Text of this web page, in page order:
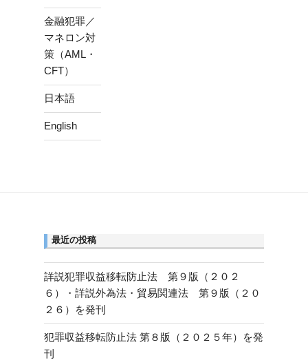
金融犯罪／
マネロン対
策（AML・
CFT）
日本語
English
最近の投稿
詳説犯罪収益移転防止法 第９版（２０２
６）・詳説外為法・貿易関連法 第９版（２０
２６）を発刊
犯罪収益移転防止法 第８版（２０２５年）を発
刊